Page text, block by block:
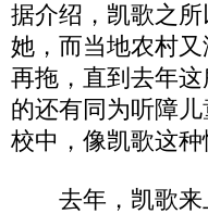
据介绍，凯歌之
她，而当地农村
再拖，直到去年
的还有同为听障
校中，像凯歌这种
去年，凯歌来